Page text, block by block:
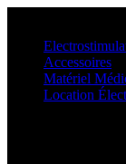
Accessoires
Matériel
Location